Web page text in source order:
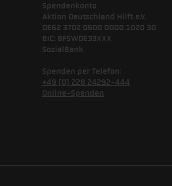
Spendenkonto
Aktion Deutschland Hilft e.V.
DE62 3702 0500 0000 1020 30
BIC: BFSWDE33XXX
SozialBank
Spenden per Telefon:
+49 (0) 228 24292-444
Online-Spenden